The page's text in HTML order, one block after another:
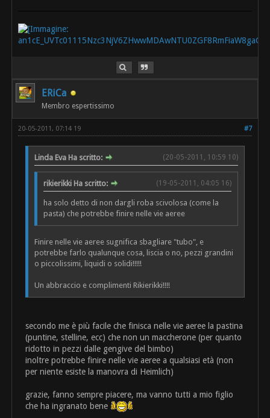
ERiCa
Membro espertissimo
#7
20-05-2011, 07:14 19
(20-05-2011, 10:59 10)
Linda Eva Ha scritto:
(19-05-2011, 04:05 16)
rikierikki Ha scritto:
ha solo detto di non dargli roba scivolosa (come la
pasta) che potrebbe finire nelle vie aeree
Finire nelle vie aeree sugnifica sbagliare "tubo", e
potrebbe farlo qualunque cosa, liscia o no, pezzi grandini
o piccolissimi, liquidi o solidi!!!!!
Un abbraccio e complimenti Rikierikki!!!!
secondo me è più facile che finisca nelle vie aeree la pastina
(puntine, stelline, ecc) che non un maccherone (per quanto
ridotto in pezzi dalle gengive del bimbo)
inoltre potrebbe finire nelle vie aeree a qualsiasi età (non
per niente esiste la manovra di Heimlich)
grazie, fanno sempre piacere, ma vanno tutti a mio figlio
che ha ingranato bene